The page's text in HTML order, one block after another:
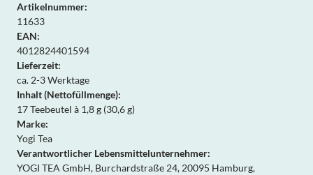
Artikelnummer:
11633
EAN:
4012824401594
Lieferzeit:
ca. 2-3 Werktage
Inhalt (Nettofüllmenge):
17 Teebeutel à 1,8 g (30,6 g)
Marke:
Yogi Tea
Verantwortlicher Lebensmittelunternehmer:
YOGI TEA GmbH, Burchardstraße 24, 20095 Hamburg,